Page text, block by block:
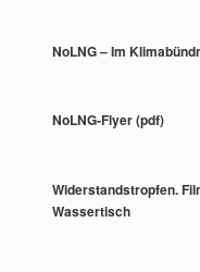
NoLNG – Im
NoLNG-Flyer (pdf)
Widerstandstropfen.
Wassertisch